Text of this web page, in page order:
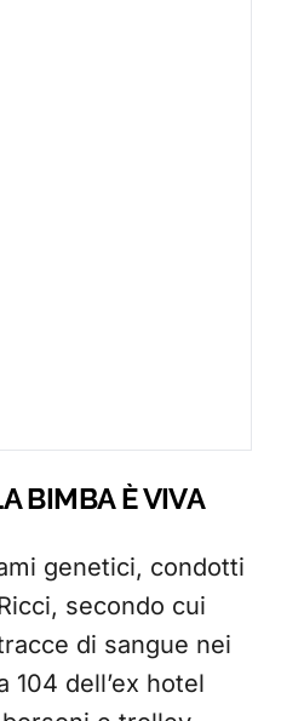
BIMBA È VIVA
genetici, condotti
secondo cui
di sangue nei
104 dell’ex hotel